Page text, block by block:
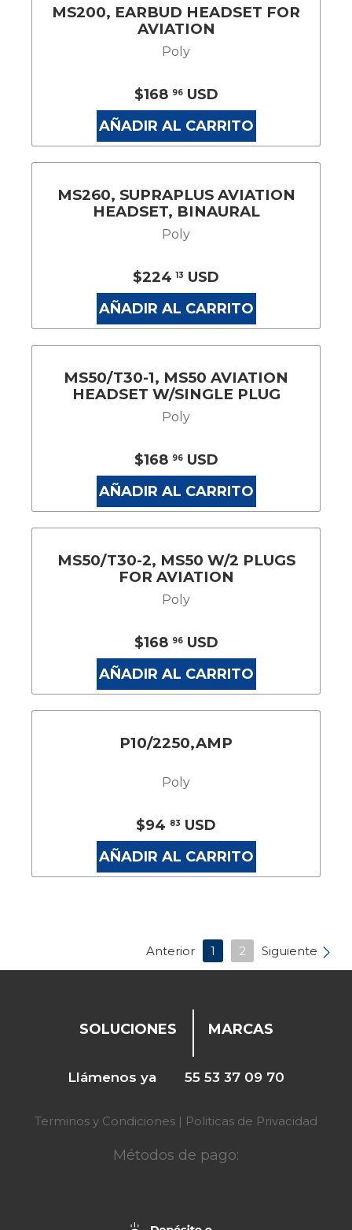
MS200, EARBUD HEADSET FOR
AVIATION
Poly
$168 96USD
AÑADIR AL CARRITO
MS260, SUPRAPLUS AVIATION
HEADSET, BINAURAL
Poly
$22413 USD
AÑADIR AL CARRITO
MS50/T30-1, MS50 AVIATION
HEADSET W/SINGLE PLUG
Poly
$168 96USD
AÑADIR AL CARRITO
MS50/T30-2, MS50 W/2 PLUGS
FOR AVIATION
Poly
$168 96USD
AÑADIR AL CARRITO
P10/2250,AMP
Poly
$94 83 USD
AÑADIR AL CARRITO
Anterior 1 2 Siguiente
SOLUCIONES MARCAS
Llámenos ya 55 53 37 09 70
Terminos y Condiciones | Politicas de Privacidad
Métodos de pago: